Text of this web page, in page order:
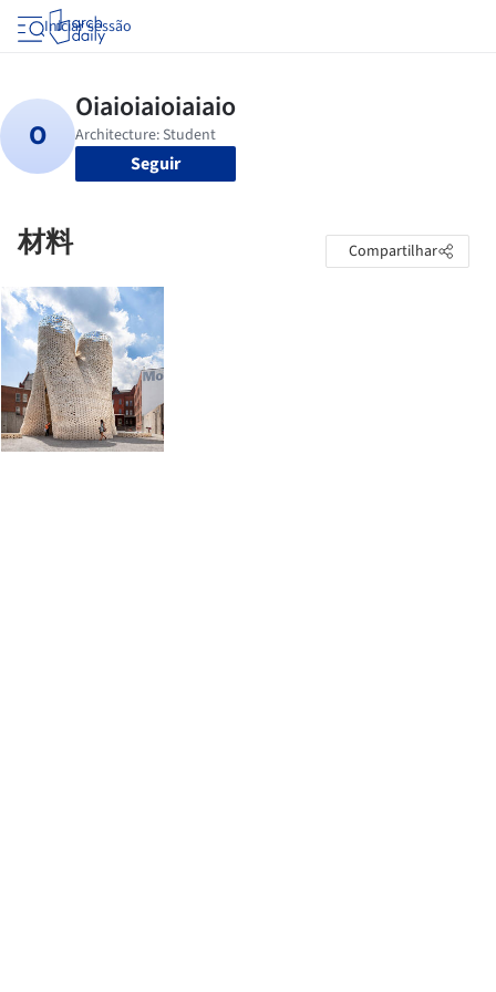
Iniciar sessão
Seguir
材料 Compartilhar